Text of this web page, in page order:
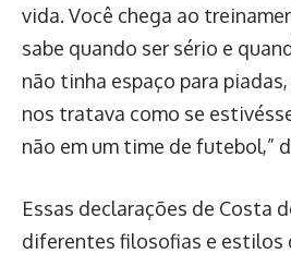
vida. Você chega ao
sabe quando ser sério e
não tinha espaço para
nos tratava como se
não em um time de futebol,”
Essas declarações de Costa
diferentes filosofias e estilos